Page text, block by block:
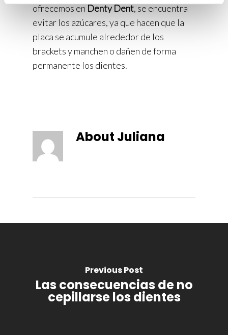
ofrecemos en Denty Dent, se encuentra
evitar los azúcares, ya que hacen que la
placa se acumule alrededor de los
brackets y manchen o dañen de forma
permanente los dientes.
About Juliana
Previous Post
Las consecuencias de no
cepillarse los dientes